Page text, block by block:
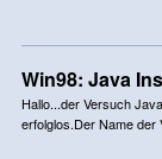
Win98: Java
Hallo...der Versuch
erfolglos.Der Name der